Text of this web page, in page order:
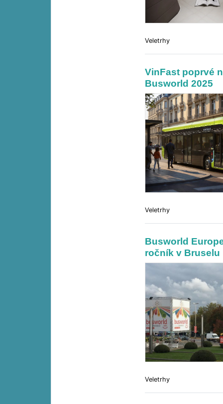
Veletrhy
VinFast poprvé
Busworld 2025
Veletrhy
Busworld
ročník v Bruselu
Veletrhy